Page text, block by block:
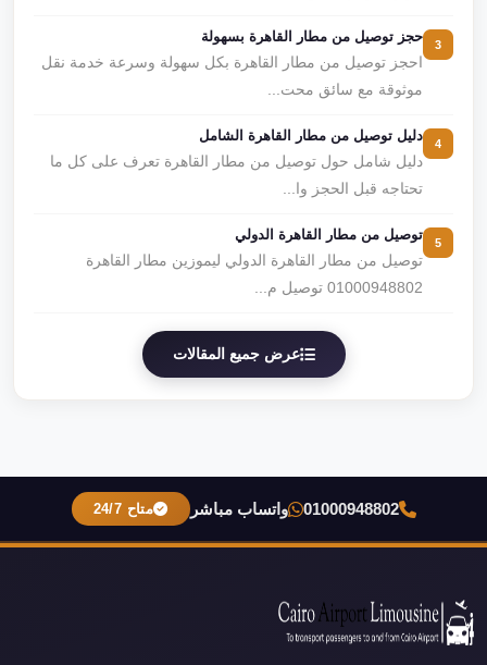
حجز توصيل من مطار القاهرة بسهولة
احجز توصيل من مطار القاهرة بكل سهولة وسرعة خدمة نقل
موثوقة مع سائق محت...
دليل توصيل من مطار القاهرة الشامل
دليل شامل حول توصيل من مطار القاهرة تعرف على كل ما
تحتاجه قبل الحجز وا...
توصيل من مطار القاهرة الدولي
توصيل من مطار القاهرة الدولي ليموزين مطار القاهرة
01000948802 توصيل م...
عرض جميع المقالات
01000948802 واتساب مباشر متاح 24/7